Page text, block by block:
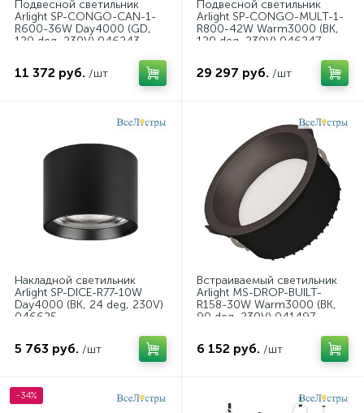
Подвесной светильник
Arlight SP-CONGO-CAN-1-
R600-36W Day4000 (GD,
120 deg, 230V) 046243
11 372 руб. /шт
Подвесной светильник
Arlight SP-CONGO-MULT-1-
R800-42W Warm3000 (BK,
120 deg, 230V) 046247
29 297 руб. /шт
Накладной светильник
Arlight SP-DICE-R77-10W
Day4000 (BK, 24 deg, 230V)
046625
5 763 руб. /шт
Встраиваемый светильник
Arlight MS-DROP-BUILT-
R158-30W Warm3000 (BK,
90 deg, 230V) 041497
6 152 руб. /шт
-34%